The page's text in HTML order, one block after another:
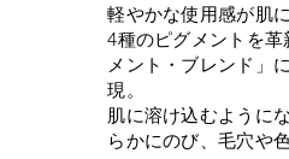
軽やかな使用感が肌
4種のピグメントを
メント・ブレンド」
現。
肌に溶け込むように
らかにのび、毛穴や